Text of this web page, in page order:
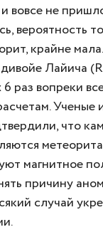
вовсе не
вероятность
крайне
Лайича
раз вопреки
Ученые
что
магнитное
причину
случай